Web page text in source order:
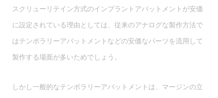
スクリューリテイン方式のインプラントアバットメントが安価
に設定されている理由としては、従来のアナログな製作方法で
はテンポラリーアバットメントなどの安価なパーツを流用して
製作する場面が多いためでしょう。
しかし一般的なテンポラリーアバットメントは、マージンの立